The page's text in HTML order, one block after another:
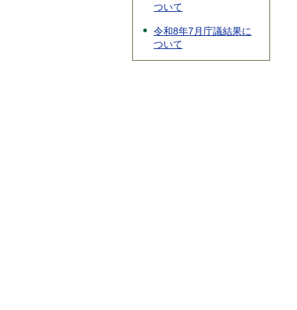
ついて
令和8年7月庁議結果に
ついて